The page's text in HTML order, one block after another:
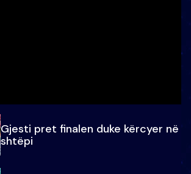
Gjesti pret finalen duke kërcyer në
shtëpi